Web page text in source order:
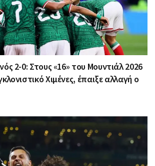
2-0: Στους «16» του Μουντιάλ 2026
Χιμένες, έπαιξε αλλαγή ο